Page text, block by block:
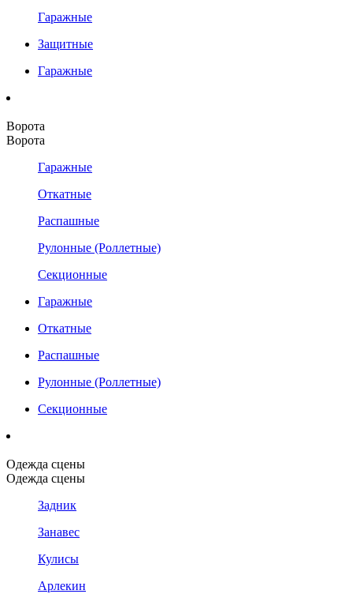
Гаражные
Защитные
Гаражные
Ворота
Ворота
Гаражные
Откатные
Распашные
Рулонные (Роллетные)
Секционные
Гаражные
Откатные
Распашные
Рулонные (Роллетные)
Секционные
Одежда сцены
Одежда сцены
Задник
Занавес
Кулисы
Арлекин